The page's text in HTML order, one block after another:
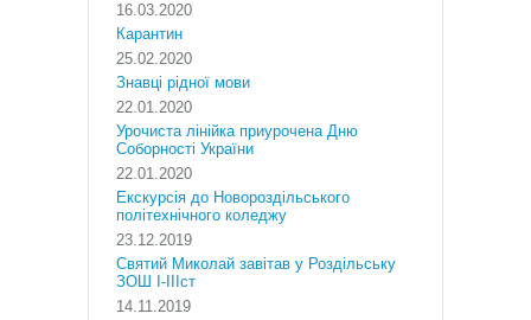
16.03.2020
Карантин
25.02.2020
Знавці рідної мови
22.01.2020
Урочиста лінійка приурочена Дню
Соборності України
22.01.2020
Екскурсія до Новороздільського
політехнічного коледжу
23.12.2019
Святий Миколай завітав у Роздільську
ЗОШ І-ІІІст
14.11.2019